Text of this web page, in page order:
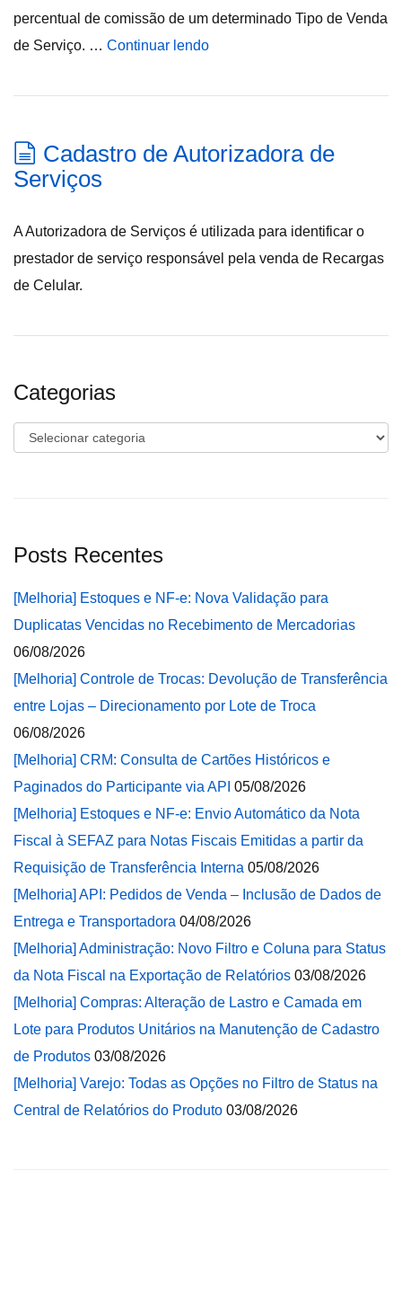
percentual de comissão de um determinado Tipo de Venda
de Serviço. … Continuar lendo
Cadastro de Autorizadora de
Serviços
A Autorizadora de Serviços é utilizada para identificar o
prestador de serviço responsável pela venda de Recargas
de Celular.
Categorias
Categorias
Posts Recentes
[Melhoria] Estoques e NF-e: Nova Validação para
Duplicatas Vencidas no Recebimento de Mercadorias
06/08/2026
[Melhoria] Controle de Trocas: Devolução de Transferência
entre Lojas – Direcionamento por Lote de Troca
06/08/2026
[Melhoria] CRM: Consulta de Cartões Históricos e
Paginados do Participante via API 05/08/2026
[Melhoria] Estoques e NF-e: Envio Automático da Nota
Fiscal à SEFAZ para Notas Fiscais Emitidas a partir da
Requisição de Transferência Interna 05/08/2026
[Melhoria] API: Pedidos de Venda – Inclusão de Dados de
Entrega e Transportadora 04/08/2026
[Melhoria] Administração: Novo Filtro e Coluna para Status
da Nota Fiscal na Exportação de Relatórios 03/08/2026
[Melhoria] Compras: Alteração de Lastro e Camada em
Lote para Produtos Unitários na Manutenção de Cadastro
de Produtos 03/08/2026
[Melhoria] Varejo: Todas as Opções no Filtro de Status na
Central de Relatórios do Produto 03/08/2026